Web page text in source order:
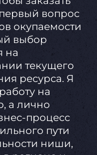
вопрос
окупаемости
выбор
на
текущего
ресурса. Я
на
а лично
процесс
пути
ниши,